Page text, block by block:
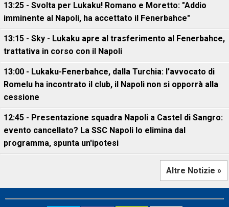
13:25 - Svolta per Lukaku! Romano e Moretto: "Addio
imminente al Napoli, ha accettato il Fenerbahce"
13:15 - Sky - Lukaku apre al trasferimento al Fenerbahce,
trattativa in corso con il Napoli
13:00 - Lukaku-Fenerbahce, dalla Turchia: l'avvocato di
Romelu ha incontrato il club, il Napoli non si opporrà alla
cessione
12:45 - Presentazione squadra Napoli a Castel di Sangro:
evento cancellato? La SSC Napoli lo elimina dal
programma, spunta un'ipotesi
Altre Notizie »